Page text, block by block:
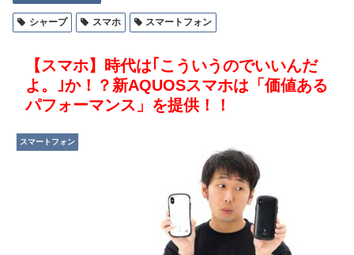
シャープ スマホ スマートフォン
【スマホ】時代は｢こういうのでいいんだ
よ。｣か！？新AQUOSスマホは「価値ある
パフォーマンス」を提供！！
スマートフォン